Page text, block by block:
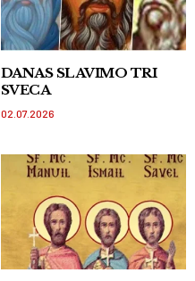
DANAS SLAVIMO TRI
SVECA
02.07.2026